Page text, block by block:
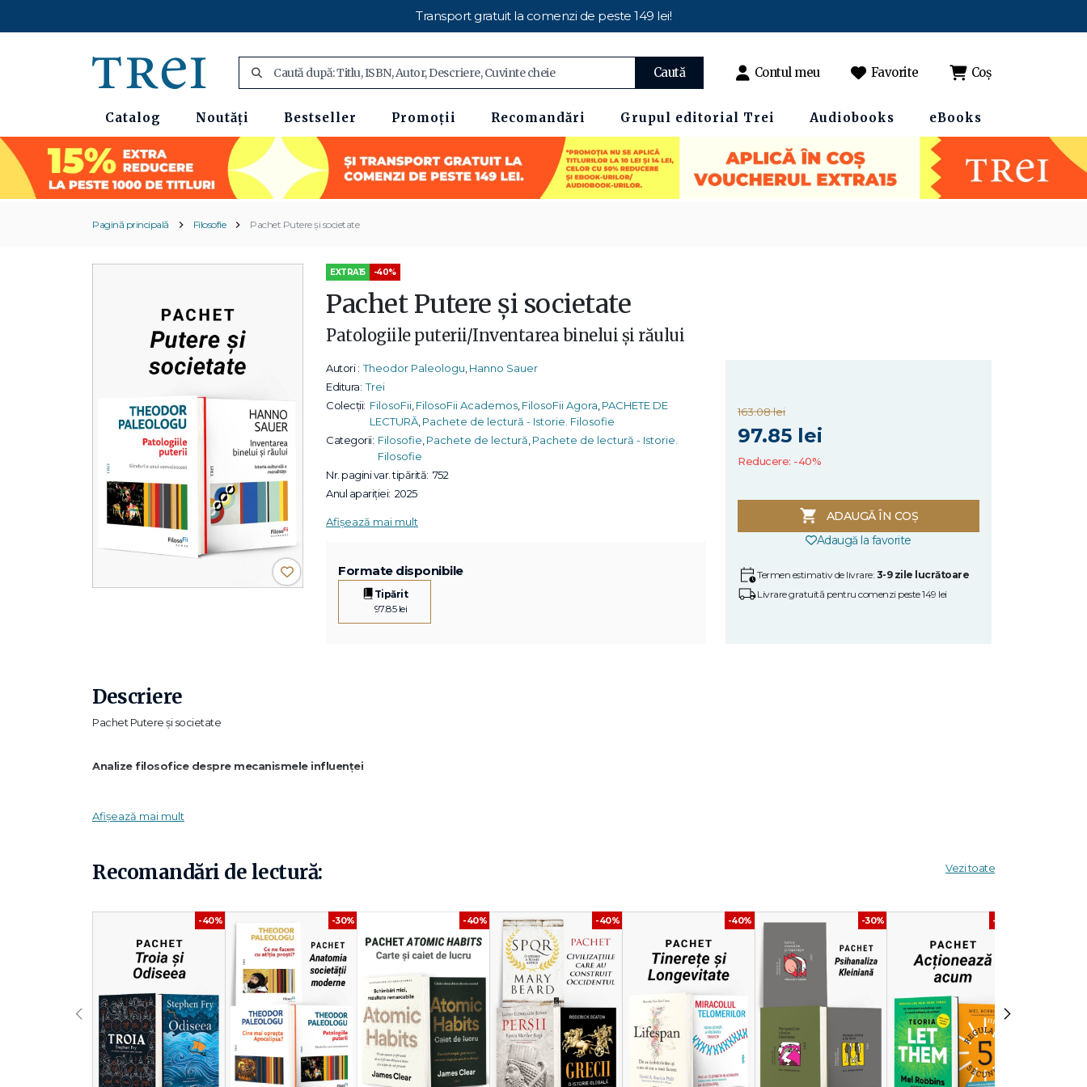
Transport gratuit la comenzi de peste 149 lei!
Caută Contul meu Favorite Coș
Catalog Noutăți Bestseller Promoții Recomandări Grupul editorial Trei Audiobooks eBooks
Pagină principală Filosofie Pachet Putere și societate
EXTRA15 -40%
Pachet Putere și societate
Patologiile puterii/Inventarea binelui și răului
Autori : Theodor Paleologu Hanno Sauer
Editura: Trei
Colecții: FilosoFii, FilosoFii Academos, FilosoFii Agora PACHETE DE
LECTURĂ, Pachete de lectură - Istorie. Filosofie
Categorii: Filosofie Pachete de lectură Pachete de lectură - Istorie.
Filosofie
Nr. pagini var. tipărită: 752
Anul apariției: 2025
Afișează mai mult
Formate disponibile
Tipărit
97.85 lei
163.08 lei
97.85 lei
Reducere: -40%
ADAUGĂ ÎN COȘ
Adaugă la favorite
Termen estimativ de livrare: 3-9 zile lucrătoare
Livrare gratuită pentru comenzi peste 149 lei
Descriere
Pachet Putere și societate
Analize filosofice despre mecanismele influenței
Un pachet despre idei, autoritate și construcția morală a societății.
Două perspective complementare asupra puterii și valorilor.
Ce conține pachetul
Patologiile puterii — Theodor Paleologu
O analiză filosofică a modului în care puterea se degradează și produce excese. Cartea explorează erorile morale ale liderilor și
mecanismele intelectuale ale abuzului.
Inventarea binelui și a răului — Hanno Sauer
O istorie filosofică a moralității și a ideilor despre bine și rău. Autorul urmărește evoluția valorilor și modul în care acestea modelează
societatea.
De ce să alegi acest pachet
Afișează mai mult
Recomandări de lectură: Vezi toate
-40% -30% -40% -40% -40% -30% -40%
‹ ›